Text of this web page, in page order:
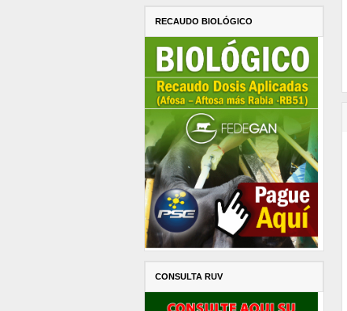
RECAUDO BIOLÓGICO
CONSULTA RUV